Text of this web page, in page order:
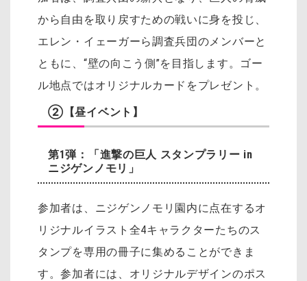
から自由を取り戻すための戦いに身を投じ、
エレン・イェーガーら調査兵団のメンバーと
ともに、“壁の向こう側”を目指します。ゴー
ル地点ではオリジナルカードをプレゼント。
②【昼イベント】
第1弾：「進撃の巨人 スタンプラリー in
ニジゲンノモリ」
参加者は、ニジゲンノモリ園内に点在するオ
リジナルイラスト全4キャラクターたちのス
タンプを専用の冊子に集めることができま
す。参加者には、オリジナルデザインのポス